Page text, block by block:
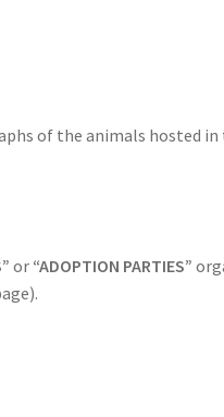
of the animals hosted
or “ADOPTION PARTIES”